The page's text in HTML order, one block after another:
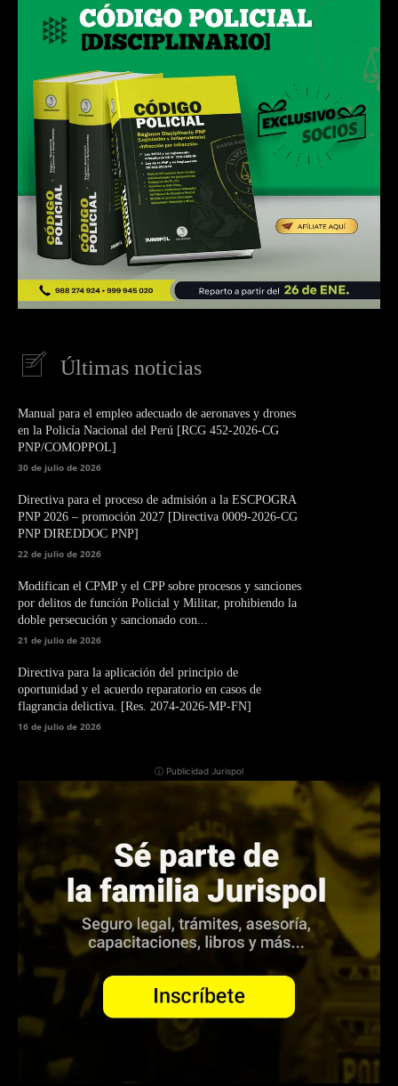
Últimas noticias
Manual para el empleo adecuado de aeronaves y drones
en la Policía Nacional del Perú [RCG 452-2026-CG
PNP/COMOPPOL]
30 de julio de 2026
Directiva para el proceso de admisión a la ESCPOGRA
PNP 2026 – promoción 2027 [Directiva 0009-2026-CG
PNP DIREDDOC PNP]
22 de julio de 2026
Modifican el CPMP y el CPP sobre procesos y sanciones
por delitos de función Policial y Militar, prohibiendo la
doble persecución y sancionado con...
21 de julio de 2026
Directiva para la aplicación del principio de
oportunidad y el acuerdo reparatorio en casos de
flagrancia delictiva. [Res. 2074-2026-MP-FN]
16 de julio de 2026
ⓘ Publicidad Jurispol